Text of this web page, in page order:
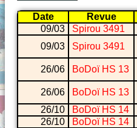
Date Revue
09/03
Spirou 3491
09/03
Spirou 3491
26/06 BoDoï HS 13
26/06 BoDoï HS 13
26/10
BoDoï HS 14
26/10
BoDoï HS 14